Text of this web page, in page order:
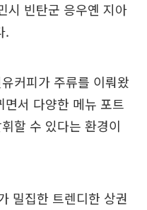
시 빈탄군 응우옌 지아
.
커피가 주류를 이뤄왔
서 다양한 메뉴 포트
할 수 있다는 환경이
밀집한 트렌디한 상권